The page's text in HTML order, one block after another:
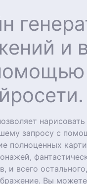
и
запросу с
полноценных
и всего
Вы можете